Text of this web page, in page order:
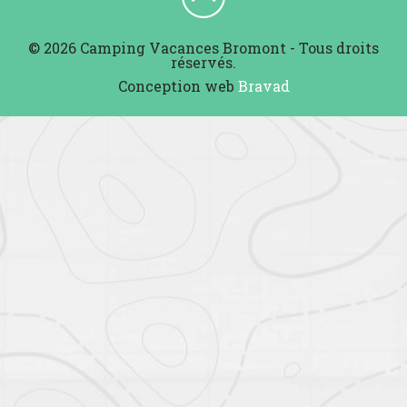
© 2026 Camping Vacances Bromont - Tous droits
réservés.
Conception web Bravad